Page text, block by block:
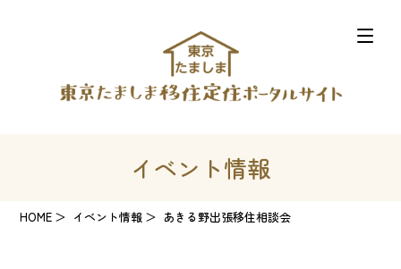
イベント情報
HOME イベント情報 あきる野出張移住相談会